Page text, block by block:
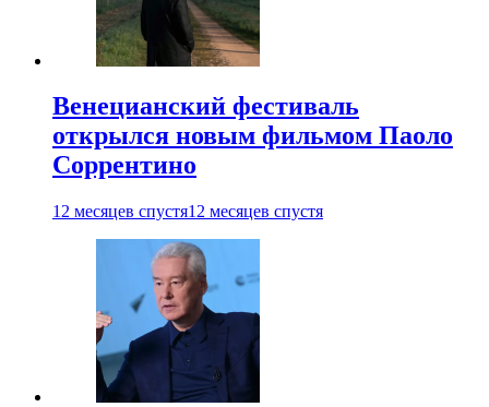
Венецианский фестиваль
открылся новым фильмом Паоло
Соррентино
12 месяцев спустя12 месяцев спустя